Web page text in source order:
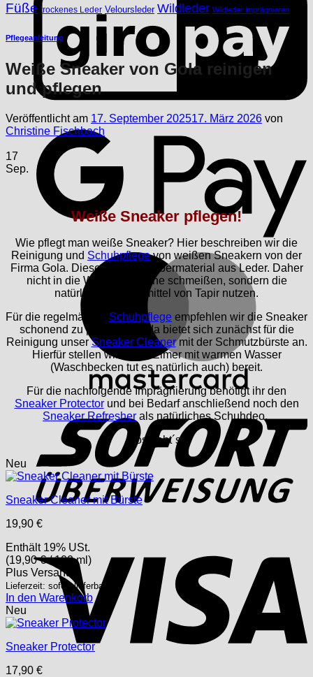
Füße trockenes Leder Veloursleder Wildleder Wildleder imprägnieren
Pflegeanleitung
Weiße Sneaker von Gola reinigen
und pflegen
Veröffentlicht am 17. September 202517. März 2026 von
Christine Fischbach
17
Sep.
Weiße Sneaker pflegen!
Wie pflegt man weiße Sneaker? Hier beschreiben wir die
Reinigung und Schuhpflegevon weißen Sneakern von der
Firma Gola. Diese sind vom Obermaterial aus Leder. Daher
nicht in die Waschmaschine schmeißen, sondern die
natürlichen Pflegemittel von Tapir nutzen.
Für die regelmäßige Schuhpflege empfehlen wir die Sneaker
schonend zu pflegen und da bietet sich zunächst für die
Reinigung unserSneaker Cleanermit der Schmutzbürste an.
Hierfür stellen wir einen Eimer mit warmen Wasser
(Waschbecken tut es natürlich auch) bereit.
Für die nachfolgende Imprägnierung benötigt ihr den
Sneaker Protectorund bei Bedarf anschließend noch den
Sneaker Refresher als natürliches Schuhdeo.
Los geht´s!
Neu
Sneaker Cleaner mit Bürste
19,90 €
Enthält 19% USt.
(19,90€/ 100 ml)
Plus Versand
Lieferzeit: sofort lieferbar
In den Warenkorb
Neu
Sneaker Protector
17,90 €